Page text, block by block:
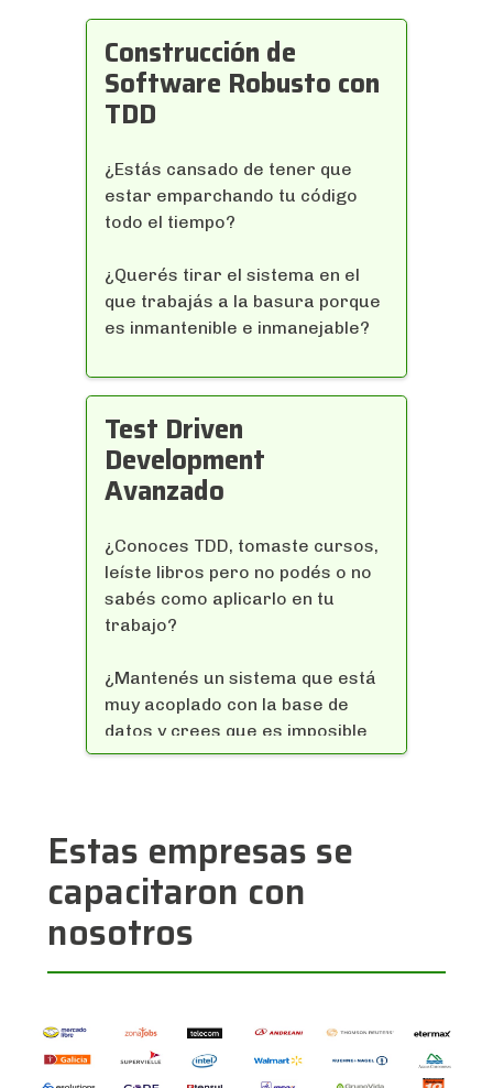
Construcción de
Software Robusto con
TDD
¿Estás cansado de tener que
estar emparchando tu código
todo el tiempo?
¿Querés tirar el sistema en el
que trabajás a la basura porque
es inmantenible e inmanejable?
¿Te gustaría estar seguro de
generarán errores?
¿Te gustaría poder mejorar el
que rezar para no introducir
bugs?
¡Entonces este curso es para
Test Driven
Development
Avanzado
¿Conoces TDD, tomaste cursos,
leíste libros pero no podés o no
sabés como aplicarlo en tu
trabajo?
¿Mantenés un sistema que está
muy acoplado con la base de
datos y crees que es imposible
practicar TDD?
rompe otra cosa?
sistema muy complejo y no sabés
cómo conviene aplicar TDD?
Estas empresas se
capacitaron con
nosotros